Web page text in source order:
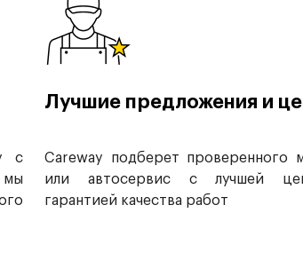
с
мы
Лучшие предложения и
Careway подберет проверенного
или автосервис с лучшей
гарантией качества работ